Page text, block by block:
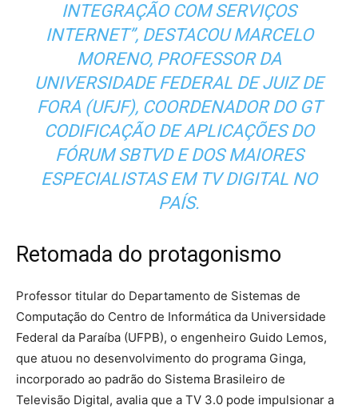
INTEGRAÇÃO COM SERVIÇOS
INTERNET”, DESTACOU MARCELO
MORENO, PROFESSOR DA
UNIVERSIDADE FEDERAL DE JUIZ DE
FORA (UFJF), COORDENADOR DO GT
CODIFICAÇÃO DE APLICAÇÕES DO
FÓRUM SBTVD E DOS MAIORES
ESPECIALISTAS EM TV DIGITAL NO
PAÍS.
Retomada do protagonismo
Professor titular do Departamento de Sistemas de
Computação do Centro de Informática da Universidade
Federal da Paraíba (UFPB), o engenheiro Guido Lemos,
que atuou no desenvolvimento do programa Ginga,
incorporado ao padrão do Sistema Brasileiro de
Televisão Digital, avalia que a TV 3.0 pode impulsionar a